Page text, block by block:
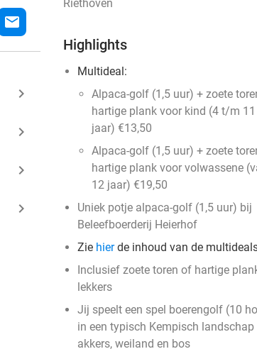
mail
keyboard_arrow_right
keyboard_arrow_right
keyboard_arrow_right
keyboard_arrow_right
Riethoven
Highlights
Multideal:
Alpaca-golf (1,5 uur) + zoete
hartige plank voor kind (4 t/m 11
jaar) €13,50
Alpaca-golf (1,5 uur) + zoete
hartige plank voor volwassene
12 jaar) €19,50
Uniek potje alpaca-golf (1,5 uur) bij
Beleefboerderij Heierhof
Zie hierde inhoud van de
Inclusief zoete toren of hartige
lekkers
Jij speelt een spel boerengolf (10
in een typisch Kempisch landschap
akkers, weiland en bos